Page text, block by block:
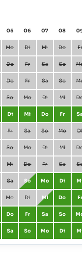
05 06 07 08
Mo Di Mi Do
Do Fr Sa So
Do Fr Sa So
So Mo Di Mi
Di Mi Do Fr
Fr Sa So Mo
So Mo Di Mi
Mi Do Fr Sa
Sa So Mo Di
Mo Di Mi Do Fr
Do Fr Sa So
Sa So Mo Di